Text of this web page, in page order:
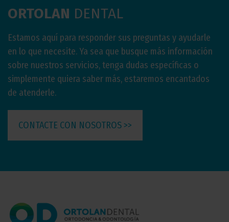
ORTOLAN DENTAL
Estamos aquí para responder sus preguntas y ayudarle
en lo que necesite. Ya sea que busque más información
sobre nuestros servicios, tenga dudas específicas o
simplemente quiera saber más, estaremos encantados
de atenderle.
CONTACTE CON NOSOTROS >>